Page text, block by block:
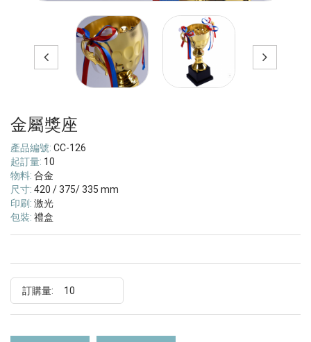
金屬獎座
產品編號: CC-126
起訂量: 10
物料: 合金
尺寸: 420 / 375/ 335 mm
印刷: 激光
包裝: 禮盒
訂購量: